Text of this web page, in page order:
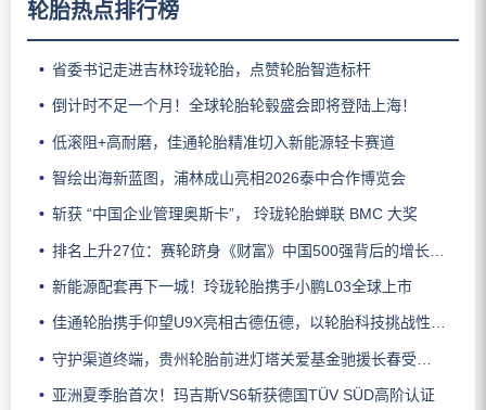
轮胎热点排行榜
省委书记走进吉林玲珑轮胎，点赞轮胎智造标杆
倒计时不足一个月！全球轮胎轮毂盛会即将登陆上海！
低滚阻+高耐磨，佳通轮胎精准切入新能源轻卡赛道
智绘出海新蓝图，浦林成山亮相2026泰中合作博览会
斩获 “中国企业管理奥斯卡”， 玲珑轮胎蝉联 BMC 大奖
排名上升27位：赛轮跻身《财富》中国500强背后的增长逻辑
新能源配套再下一城！玲珑轮胎携手小鹏L03全球上市
佳通轮胎携手仰望U9X亮相古德伍德，以轮胎科技挑战性能边界
守护渠道终端，贵州轮胎前进灯塔关爱基金驰援长春受灾门店
亚洲夏季胎首次！玛吉斯VS6斩获德国TÜV SÜD高阶认证